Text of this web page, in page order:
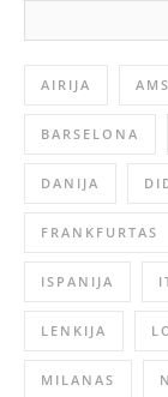
AIRIJA
BARSELONA
DANIJA
FRANKFURTAS
ISPANIJA
LENKIJA
MILANAS